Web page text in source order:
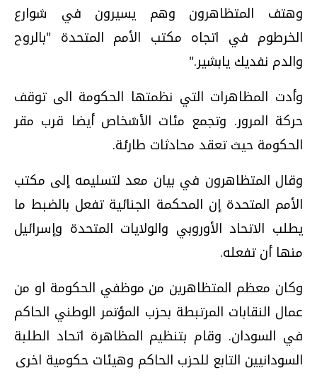
وهتف المتظاهرون وهم يسيرون في شوارع
الخرطوم في اتجاه مكتب الأمم المتحدة "بالروح
والدم نفديك يابشير."
وأدت المظاهرات التي نظمتها الحكومة الى توقف
حركة المرور. وتجمع مئات الأشخاص أيضا قرب مقر
الحكومة حيث تعقد محادثات طارئة.
وقال المتظاهرون في بيان معد لتسليمه إلى مكتب
الأمم المتحدة إن المحكمة الجنائية تفعل بالضبط ما
يطلب الاتحاد الأوروبي والولايات المتحدة وإسرائيل
منها أن تفعله.
وكان معظم المتظاهرين من موظفي الحكومة او من
عمال النقابات المرتبطة بحزب المؤتمر الوطني الحاكم
في السودان. وقام بتنظيم المظاهرة اتحاد الطلبة
السودانيين التابع للحزب الحاكم وهيئات حكومية اخرى